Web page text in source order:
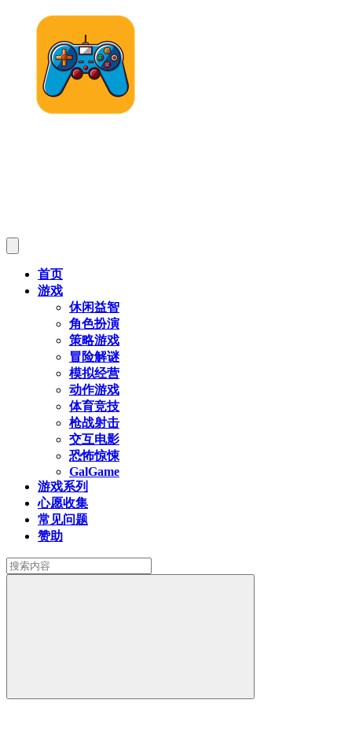
首页
游戏
休闲益智
角色扮演
策略游戏
冒险解谜
模拟经营
动作游戏
体育竞技
枪战射击
交互电影
恐怖惊悚
GalGame
游戏系列
心愿收集
常见问题
赞助